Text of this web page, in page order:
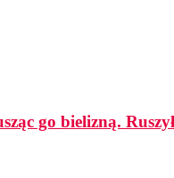
go bielizną.